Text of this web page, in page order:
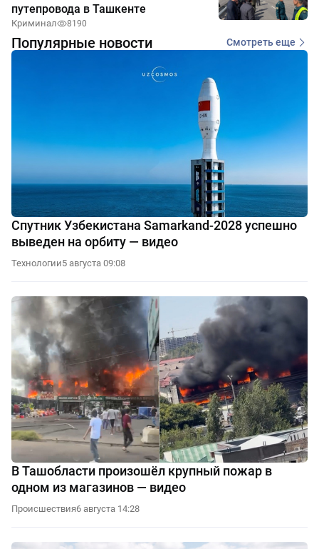
путепровода в Ташкенте
Криминал 8190
Популярные новости Смотреть еще
Спутник Узбекистана Samarkand-2028 успешно
выведен на орбиту — видео
Технологии5 августа 09:08
В Ташобласти произошёл крупный пожар в
одном из магазинов — видео
Происшествия6 августа 14:28